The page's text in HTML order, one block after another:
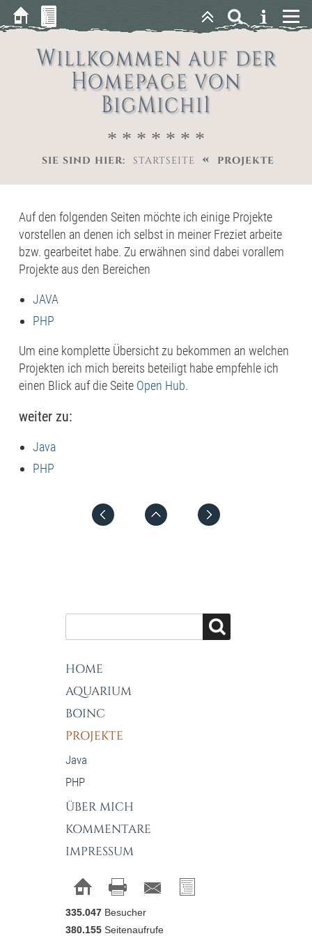
Willkommen auf der
Homepage von
BigMichi1
* * * * * * *
SIE SIND HIER: STARTSEITE « PROJEKTE
Auf den folgenden Seiten möchte ich einige Projekte
vorstellen an denen ich selbst in meiner Freziet arbeite
bzw. gearbeitet habe. Zu erwähnen sind dabei vorallem
Projekte aus den Bereichen
JAVA
PHP
Um eine komplette Übersicht zu bekommen an welchen
Projekten ich mich bereits beteiligt habe empfehle ich
einen Blick auf die Seite Open Hub.
weiter zu:
Java
PHP
HOME
AQUARIUM
BOINC
PROJEKTE
Java
PHP
ÜBER MICH
KOMMENTARE
IMPRESSUM
335.047 Besucher
380.155 Seitenaufrufe